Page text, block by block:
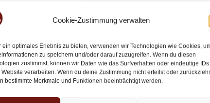
Cookie-Zustimmung verwalten
ein optimales Erlebnis zu bieten, verwenden wir Technologien wie Cookies,
zu speichern und/oder darauf zuzugreifen. Wenn du diesen
zustimmst, können wir Daten wie das Surfverhalten oder eindeutige IDs
verarbeiten. Wenn du deine Zustimmung nicht erteilst oder
bestimmte Merkmale und Funktionen beeinträchtigt werden.
nichts kümmern müssen. Ob Kulturreise,
den Ablauf, kümmern uns um
Viele Gäste aus der Region
Bustagesfahrt zu buchen, weil sie unsere
schätzen.